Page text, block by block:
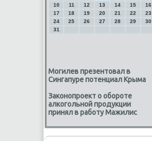
10
11 12 13 14 15
16
17
18 19 20 21 22
23
24
25 26 27 28 29
30
31
Могилев презентовал в
Сингапуре потенциал Крыма
Законопроект о обороте
алкогольной продукции
принял в работу Мажилис